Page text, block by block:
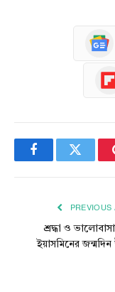
FacebookTwitter
PREVIOUS
শ্রদ্ধা ও
ইয়াসমিনের